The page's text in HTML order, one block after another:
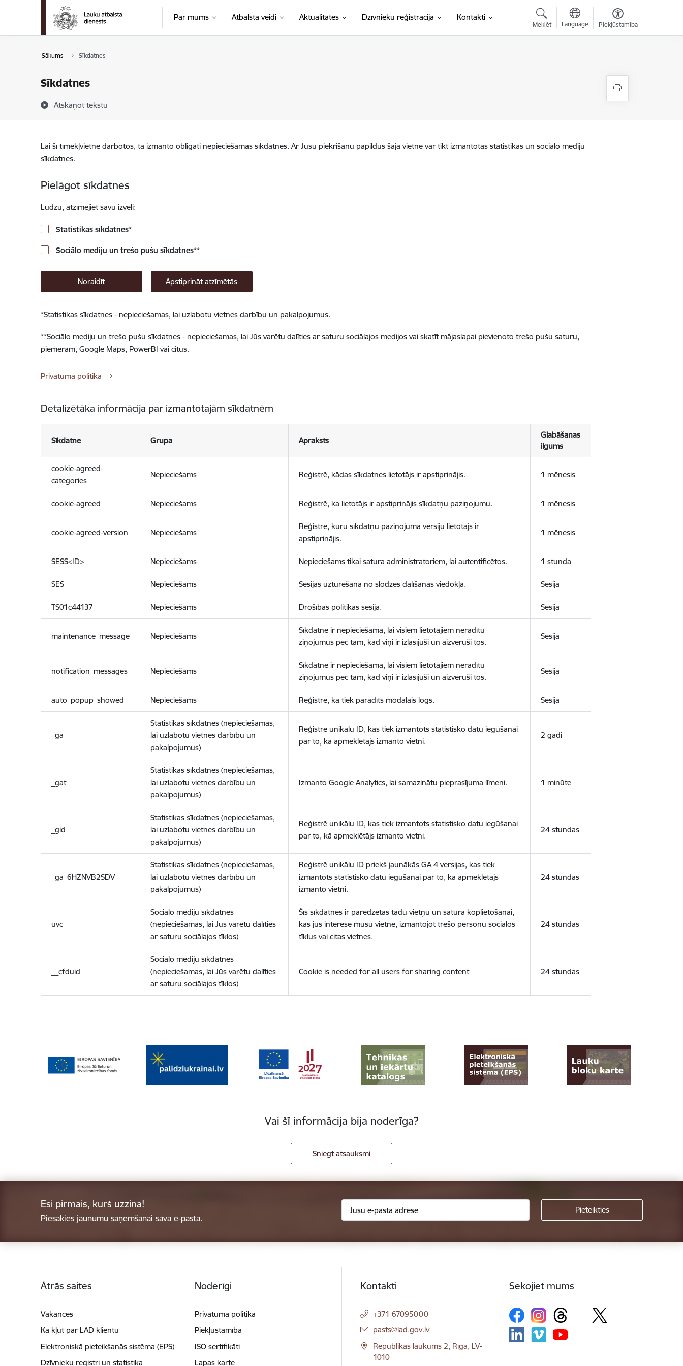
Pāriet uz lapas saturu
Par mums Atbalsta veidi Aktualitātes Dzīvnieku reģistrācija Kontakti
Meklēt Language Piekļūstamība
Sākums Sīkdatnes
Sīkdatnes
Atskaņot tekstu
Lai šī tīmekļvietne darbotos, tā izmanto obligāti nepieciešamās sīkdatnes. Ar Jūsu piekrišanu papildus šajā vietnē var tikt izmantotas statistikas un sociālo mediju
sīkdatnes.
Pielāgot sīkdatnes
Lūdzu, atzīmējiet savu izvēli:
Statistikas sīkdatnes*
Sociālo mediju un trešo pušu sīkdatnes**
Noraidīt Apstiprināt atzīmētās
*Statistikas sīkdatnes - nepieciešamas, lai uzlabotu vietnes darbību un pakalpojumus.
**Sociālo mediju un trešo pušu sīkdatnes - nepieciešamas, lai Jūs varētu dalīties ar saturu sociālajos medijos vai skatīt mājaslapai pievienoto trešo pušu saturu,
piemēram, Google Maps, PowerBI vai citus.
Privātuma politika
Detalizētāka informācija par izmantotajām sīkdatnēm
Sīkdatne Grupa Apraksts
Glabāšanas
ilgums
cookie-agreed-
categories
Nepieciešams Reģistrē, kādas sīkdatnes lietotājs ir apstiprinājis. 1 mēnesis
cookie-agreed Nepieciešams Reģistrē, ka lietotājs ir apstiprinājis sīkdatņu paziņojumu. 1 mēnesis
cookie-agreed-version Nepieciešams
Reģistrē, kuru sīkdatņu paziņojuma versiju lietotājs ir
apstiprinājis.
1 mēnesis
SESS<ID> Nepieciešams Nepieciešams tikai satura administratoriem, lai autentificētos. 1 stunda
SES Nepieciešams Sesijas uzturēšana no slodzes dalīšanas viedokļa. Sesija
TS01c44137 Nepieciešams Drošības politikas sesija. Sesija
maintenance_message Nepieciešams
Sīkdatne ir nepieciešama, lai visiem lietotājiem nerādītu
ziņojumus pēc tam, kad viņi ir izlasījuši un aizvēruši tos.
Sesija
notification_messages Nepieciešams
Sīkdatne ir nepieciešama, lai visiem lietotājiem nerādītu
ziņojumus pēc tam, kad viņi ir izlasījuši un aizvēruši tos.
Sesija
auto_popup_showed Nepieciešams Reģistrē, ka tiek parādīts modālais logs. Sesija
_ga
Statistikas sīkdatnes (nepieciešamas,
lai uzlabotu vietnes darbību un
pakalpojumus)
Reģistrē unikālu ID, kas tiek izmantots statistisko datu iegūšanai
par to, kā apmeklētājs izmanto vietni.
2 gadi
_gat
Statistikas sīkdatnes (nepieciešamas,
lai uzlabotu vietnes darbību un
pakalpojumus)
Izmanto Google Analytics, lai samazinātu pieprasījuma līmeni. 1 minūte
_gid
Statistikas sīkdatnes (nepieciešamas,
lai uzlabotu vietnes darbību un
pakalpojumus)
Reģistrē unikālu ID, kas tiek izmantots statistisko datu iegūšanai
par to, kā apmeklētājs izmanto vietni.
24 stundas
_ga_6HZNVB2SDV
Statistikas sīkdatnes (nepieciešamas,
lai uzlabotu vietnes darbību un
pakalpojumus)
Reģistrē unikālu ID priekš jaunākās GA 4 versijas, kas tiek
izmantots statistisko datu iegūšanai par to, kā apmeklētājs
izmanto vietni.
24 stundas
uvc
Sociālo mediju sīkdatnes
(nepieciešamas, lai Jūs varētu dalīties
ar saturu sociālajos tīklos)
Šīs sīkdatnes ir paredzētas tādu vietņu un satura koplietošanai,
kas jūs interesē mūsu vietnē, izmantojot trešo personu sociālos
tīklus vai citas vietnes.
24 stundas
__cfduid
Sociālo mediju sīkdatnes
(nepieciešamas, lai Jūs varētu dalīties
ar saturu sociālajos tīklos)
Cookie is needed for all users for sharing content 24 stundas
Vai šī informācija bija noderīga?
Sniegt atsauksmi
Esi pirmais, kurš uzzina!
Piesakies jaunumu saņemšanai savā e-pastā.
Ātrās saites
Vakances
Kā kļūt par LAD klientu
Elektroniskā pieteikšanās sistēma (EPS)
Dzīvnieku reģistri un statistika
Noderīgi
Privātuma politika
Piekļūstamība
ISO sertifikāti
Lapas karte
Kontakti
+371 67095000
E-pasts:
pasts@lad.gov.lv
Republikas laukums 2, Rīga, LV-
1010
Sekojiet mums